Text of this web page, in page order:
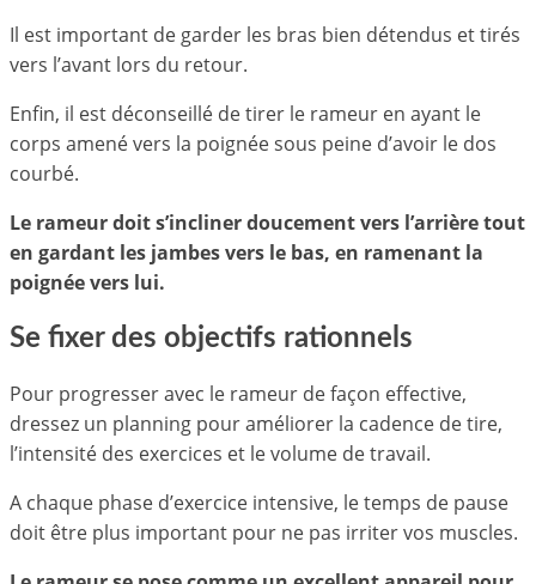
Il est important de garder les bras bien détendus et tirés
vers l’avant lors du retour.
Enfin, il est déconseillé de tirer le rameur en ayant le
corps amené vers la poignée sous peine d’avoir le dos
courbé.
Le rameur doit s’incliner doucement vers l’arrière tout
en gardant les jambes vers le bas, en ramenant la
poignée vers lui.
Se fixer des objectifs rationnels
Pour progresser avec le rameur de façon effective,
dressez un planning pour améliorer la cadence de tire,
l’intensité des exercices et le volume de travail.
A chaque phase d’exercice intensive, le temps de pause
doit être plus important pour ne pas irriter vos muscles.